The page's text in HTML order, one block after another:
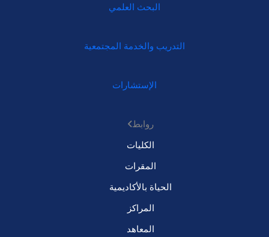
البحث العلمي
التدريب والخدمة المجتمعية
الإستشارات
روابط
الكليات
المقرات
الحياة بالأكاديمية
المراكز
المعاهد